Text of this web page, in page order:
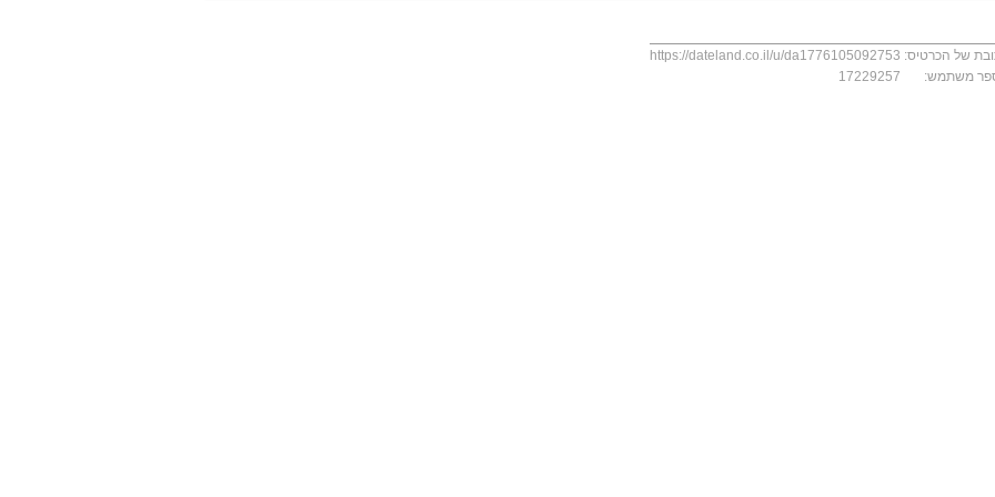
של הכרטיס: https://dateland.co.il/u/da1776105092753
משתמש:
17229257